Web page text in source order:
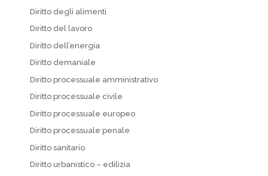
Diritto degli alimenti
Diritto del lavoro
Diritto dell’energia
Diritto demaniale
Diritto processuale amministrativo
Diritto processuale civile
Diritto processuale europeo
Diritto processuale penale
Diritto sanitario
Diritto urbanistico – edilizia